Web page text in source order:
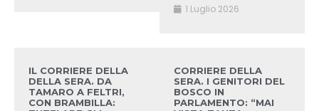
1 Luglio 2026
IL CORRIERE DELLA
DELLA SERA. DA
TAMARO A FELTRI,
CON BRAMBILLA:
CORRIERE DELLA
SERA. I GENITORI DEL
BOSCO IN
PARLAMENTO: “MAI